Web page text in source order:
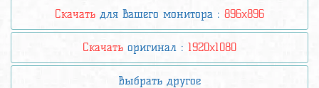
Скачать для вашего монитора : 896x896
Скачать оригинал : 1920x1080
Выбрать другое